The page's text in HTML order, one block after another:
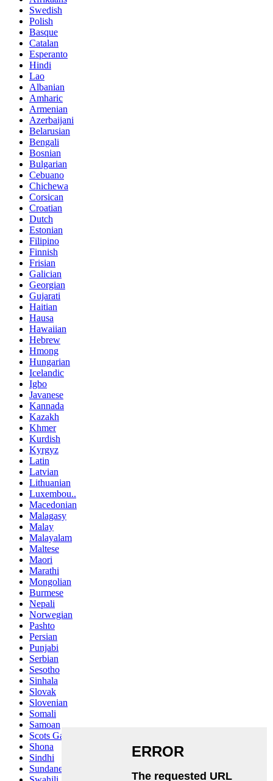
Swedish
Polish
Basque
Catalan
Esperanto
Hindi
Lao
Albanian
Amharic
Armenian
Azerbaijani
Belarusian
Bengali
Bosnian
Bulgarian
Cebuano
Chichewa
Corsican
Croatian
Dutch
Estonian
Filipino
Finnish
Frisian
Galician
Georgian
Gujarati
Haitian
Hausa
Hawaiian
Hebrew
Hmong
Hungarian
Icelandic
Igbo
Javanese
Kannada
Kazakh
Khmer
Kurdish
Kyrgyz
Latin
Latvian
Lithuanian
Luxembou..
Macedonian
Malagasy
Malay
Malayalam
Maltese
Maori
Marathi
Mongolian
Burmese
Nepali
Norwegian
Pashto
Persian
Punjabi
Serbian
Sesotho
Sinhala
Slovak
Slovenian
Somali
Samoan
Scots Gaelic
Shona
Sindhi
Sundanese